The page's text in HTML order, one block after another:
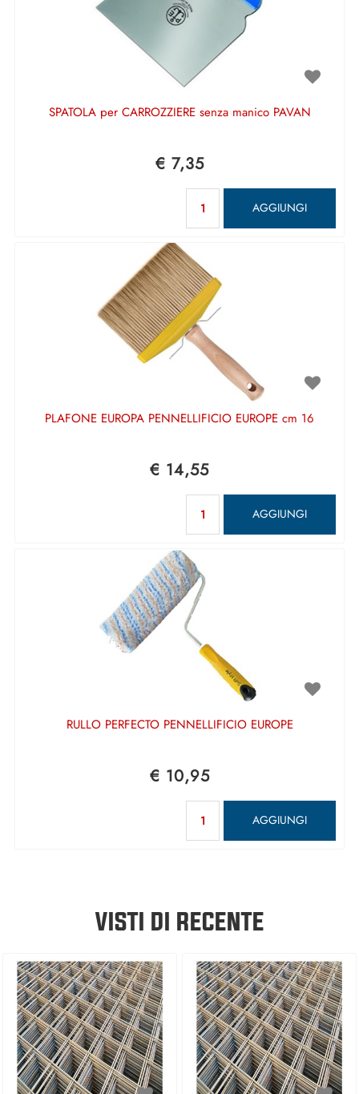
SPATOLA per CARROZZIERE senza manico PAVAN
€ 7,35
AGGIUNGI
PLAFONE EUROPA PENNELLIFICIO EUROPE cm 16
€ 14,55
AGGIUNGI
RULLO PERFECTO PENNELLIFICIO EUROPE
€ 10,95
AGGIUNGI
VISTI DI RECENTE